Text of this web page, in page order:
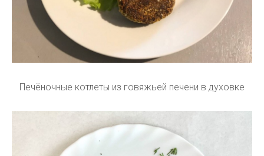
Печёночные котлеты из говяжьей печени в духовке